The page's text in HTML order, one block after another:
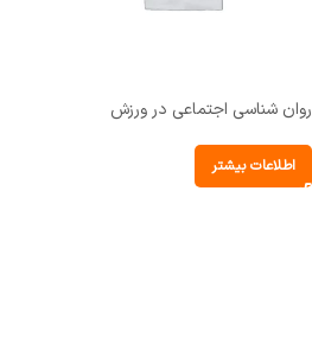
روان شناسی اجتماعی در ورزش
اطلاعات بیشتر